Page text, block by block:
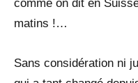
comme on dit en
matins !…
Sans considération ni